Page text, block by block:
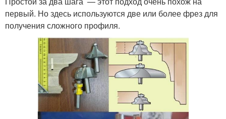
первый. Но здесь используются две или более фрез для
получения сложного профиля.